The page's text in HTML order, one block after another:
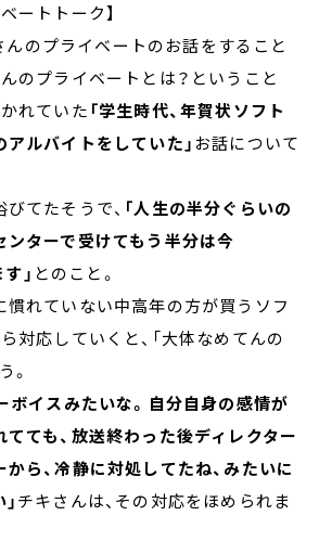
ートトーク】
のプライベートのお話をすること
のプライベートとは？ということ
れていた 「学生時代、年賀状ソフト
ルバイトをしていた」 お話について
てたそうで、 「人生の半分ぐらいの
ターで受けてもう半分は今
」 とのこと。
慣れていない中高年の方が買うソフ
対応していくと、「大体なめてんの
。
ボイスみたいな。自分自身の感情が
ても、放送終わった後ディレクター
ら、冷静に対処してたね、みたいに
チキさんは、その対応をほめられま